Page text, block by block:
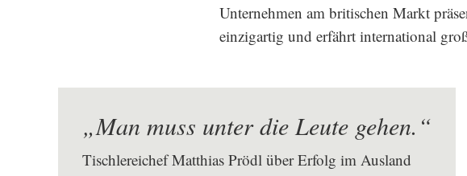
Unternehmen am britischen Markt
einzigartig und erfährt international
„Man muss unter die Leute gehen.“
Tischlereichef Matthias Prödl über Erfolg im Ausland